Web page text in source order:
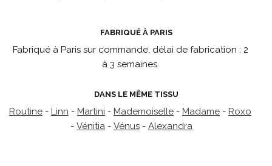
FABRIQUÉ À PARIS
Fabriqué à Paris sur commande, délai de fabrication : 2
à 3 semaines.
DANS LE MÊME TISSU
Routine - Linn - Martini - Mademoiselle - Madame - Roxo
- Vénitia - Vénus - Alexandra